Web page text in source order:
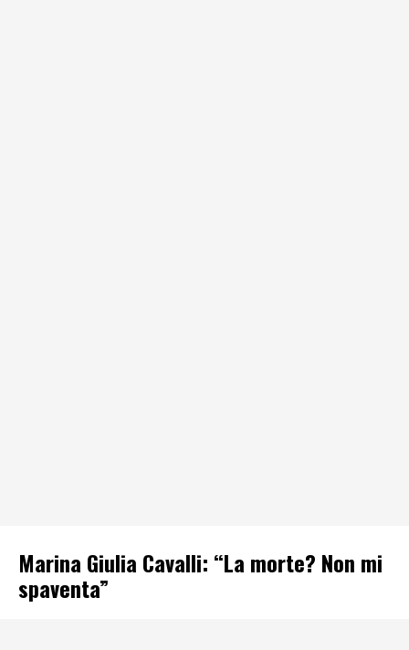
Marina Giulia Cavalli: “La morte? Non mi
spaventa”